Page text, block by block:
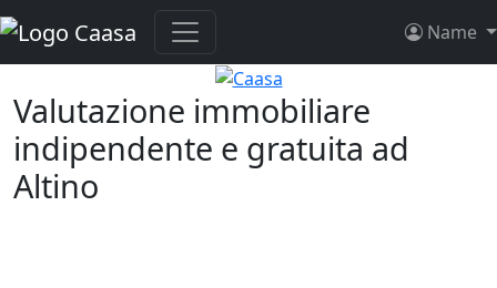
Name
Valutazione immobiliare
indipendente e gratuita ad
Altino